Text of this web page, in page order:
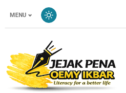
MENU